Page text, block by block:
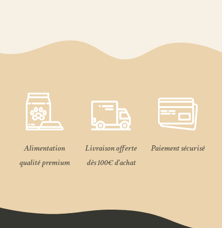
Alimentation
qualité premium
Livraison offerte
dès 100€ d'achat
Paiement sécurisé